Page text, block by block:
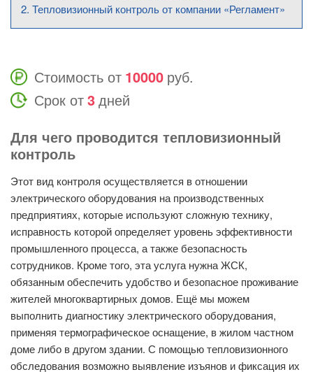
Тепловизионный контроль от компании «Регламент»
Стоимость от 10000 руб.
Срок от3дней
Для чего проводится тепловизионный
контроль
Этот вид контроля осуществляется в отношении
электрического оборудования на производственных
предприятиях, которые используют сложную технику,
исправность которой определяет уровень эффективности
промышленного процесса, а также безопасность
сотрудников. Кроме того, эта услуга нужна ЖСК,
обязанным обеспечить удобство и безопасное проживание
жителей многоквартирных домов. Ещё мы можем
выполнить диагностику электрического оборудования,
применяя термографическое оснащение, в жилом частном
доме либо в другом здании. С помощью тепловизионного
обследования возможно выявление изъянов и фиксация их